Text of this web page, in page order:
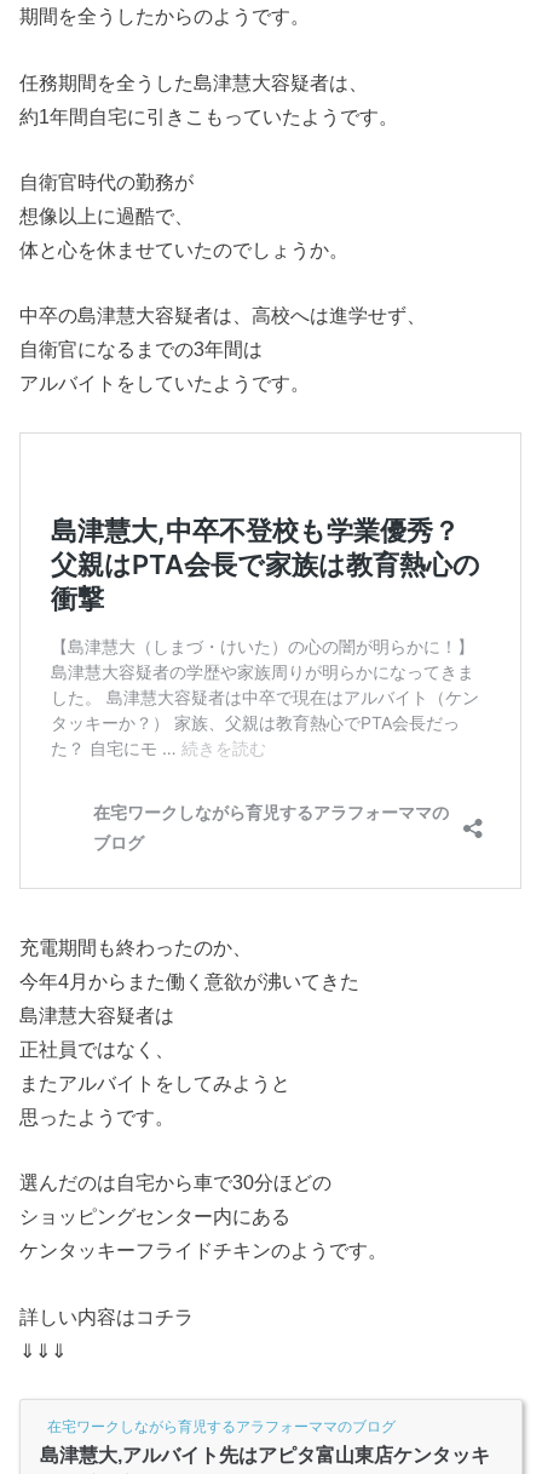
期間を全うしたからのようです。
任務期間を全うした島津慧大容疑者は、
約1年間自宅に引きこもっていたようです。
自衛官時代の勤務が
想像以上に過酷で、
体と心を休ませていたのでしょうか。
中卒の島津慧大容疑者は、高校へは進学せず、
自衛官になるまでの3年間は
アルバイトをしていたようです。
充電期間も終わったのか、
今年4月からまた働く意欲が沸いてきた
島津慧大容疑者は
正社員ではなく、
またアルバイトをしてみようと
思ったようです。
選んだのは自宅から車で30分ほどの
ショッピングセンター内にある
ケンタッキーフライドチキンのようです。
詳しい内容はコチラ
⇓⇓⇓
在宅ワークしながら育児するアラフォーママのブログ
島津慧大,アルバイト先はアピタ富山東店ケンタッキ